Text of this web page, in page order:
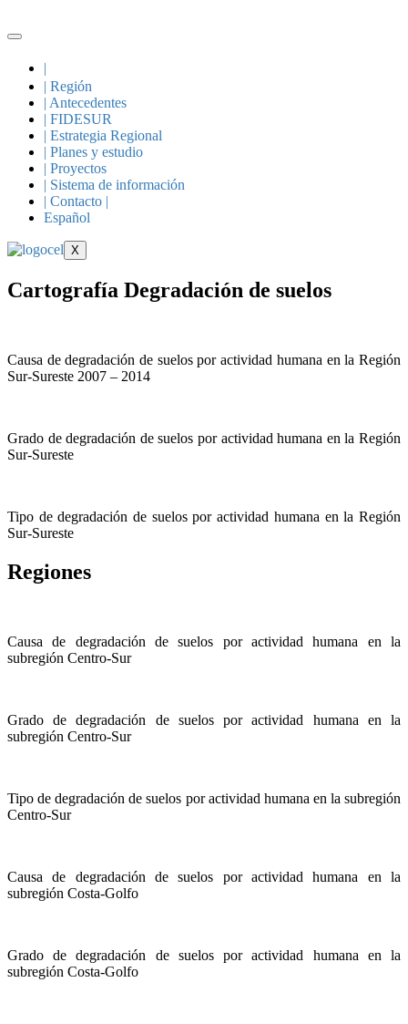
to
|
| Región
| Antecedentes
| FIDESUR
| Estrategia Regional
| Planes y estudio
| Proyectos
| Sistema de información
| Contacto |
Español
X
Cartografía Degradación de suelos
Causa de degradación de suelos por actividad humana en la Región
Sur-Sureste 2007 – 2014
Grado de degradación de suelos por actividad humana en la Región
Sur-Sureste
Tipo de degradación de suelos por actividad humana en la Región
Sur-Sureste
Regiones
Causa de degradación de suelos por actividad humana en la
subregión Centro-Sur
Grado de degradación de suelos por actividad humana en la
subregión Centro-Sur
Tipo de degradación de suelos por actividad humana en la subregión
Centro-Sur
Causa de degradación de suelos por actividad humana en la
subregión Costa-Golfo
Grado de degradación de suelos por actividad humana en la
subregión Costa-Golfo